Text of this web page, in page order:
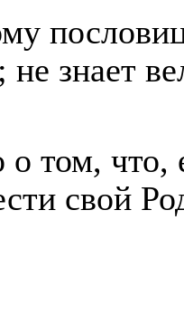
не знает
о том,
свой